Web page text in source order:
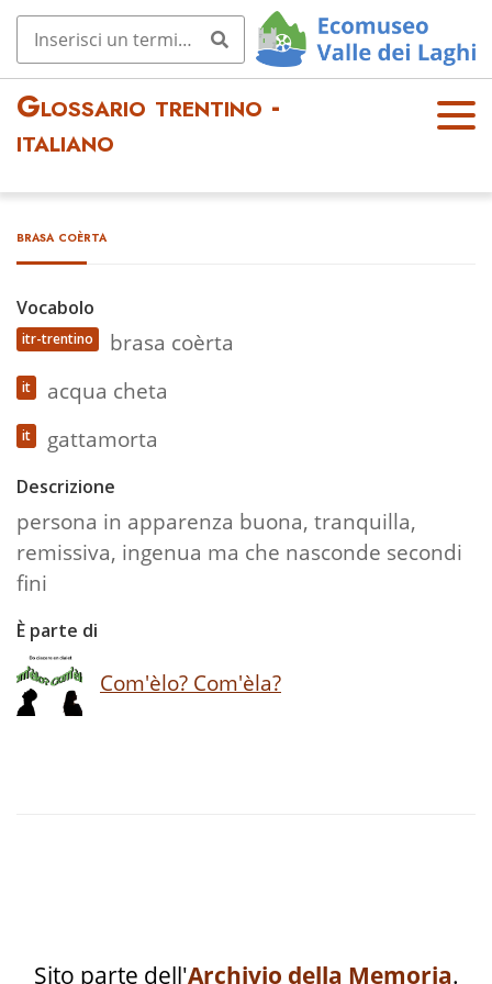
Glossario trentino -
italiano
OPE
brasa coèrta
Vocabolo
itr-trentino brasa coèrta
it acqua cheta
it gattamorta
Descrizione
persona in apparenza buona, tranquilla,
remissiva, ingenua ma che nasconde secondi
fini
È parte di
Com'èlo? Com'èla?
Sito parte dell'Archivio della Memoria.